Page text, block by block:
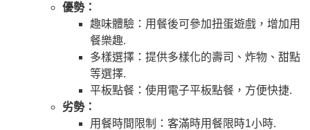
優勢：
趣味體驗：用餐後可參加扭蛋遊戲，增加用
餐樂趣.
多樣選擇：提供多樣化的壽司、炸物、甜點
等選擇.
平板點餐：使用電子平板點餐，方便快捷.
劣勢：
用餐時間限制：客滿時用餐限時1小時.